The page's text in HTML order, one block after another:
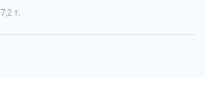
7,2 т.